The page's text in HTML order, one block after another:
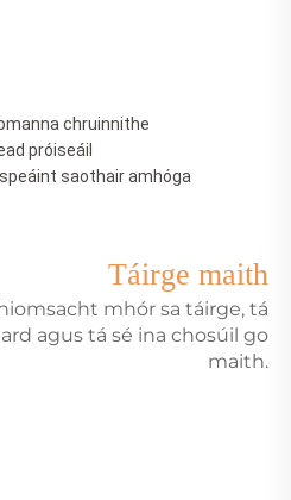
chruinnithe
próiseáil
saothair amhóga
Táirge maith
mhór sa táirge, tá
agus tá sé ina chosúil go
maith.